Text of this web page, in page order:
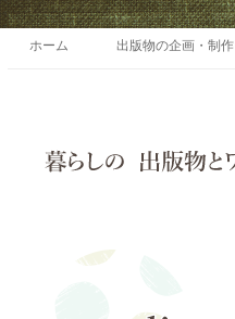
ホーム 出版物の企画・制作